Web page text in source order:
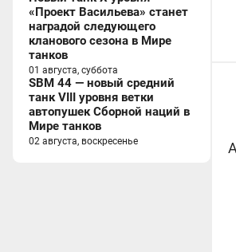
«Проект Васильева» станет
наградой следующего
кланового сезона в Мире
танков
01 августа, суббота
SBM 44 — новый средний
танк VIII уровня ветки
автопушек Сборной наций в
Мире танков
02 августа, воскресенье